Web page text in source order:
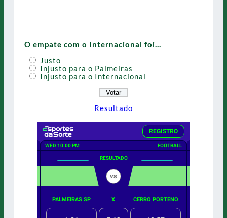
O empate com o Internacional foi…
Justo
Injusto para o Palmeiras
Injusto para o Internacional
Resultado